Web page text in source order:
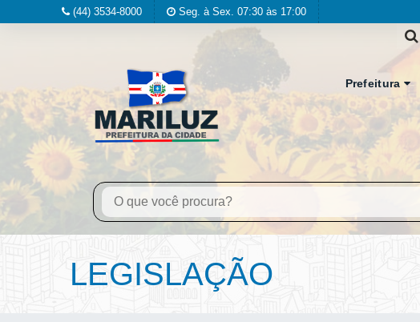
(44) 3534-8000 Seg. à Sex. 07:30 às 17:00
Prefeitura
LEGISLAÇÃO